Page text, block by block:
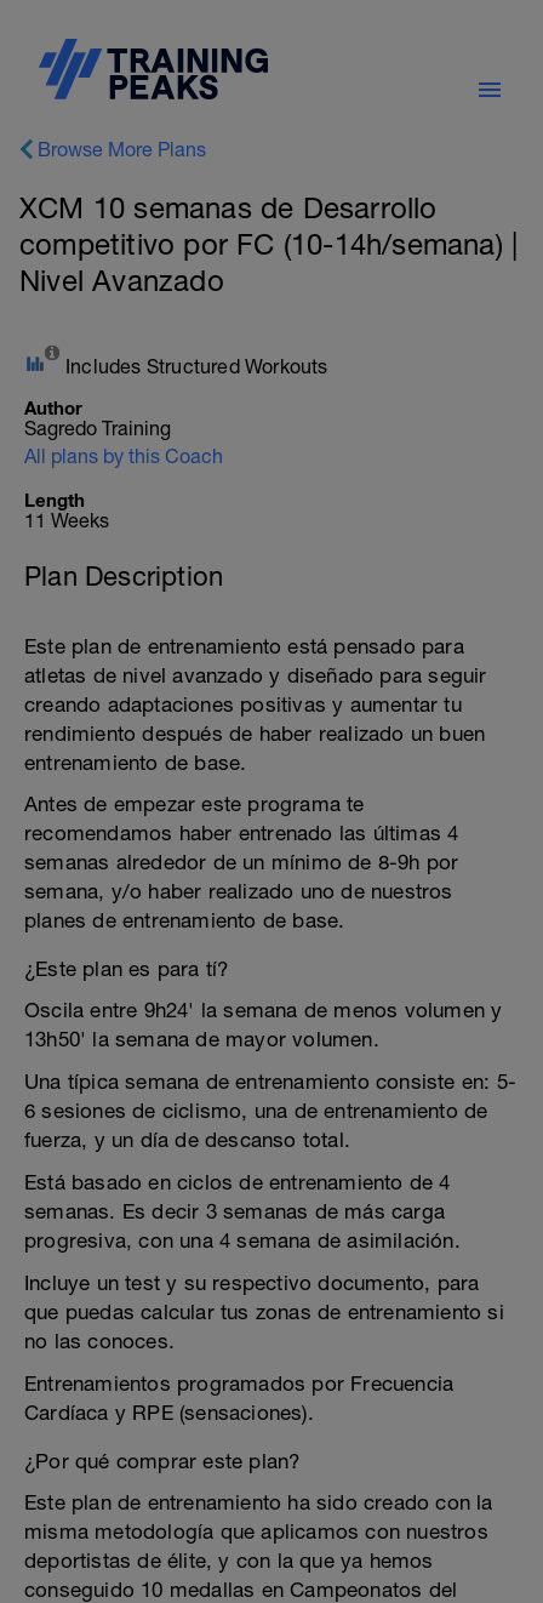
Browse More Plans
XCM 10 semanas de Desarrollo
competitivo por FC (10-14h/semana) |
Nivel Avanzado
Includes Structured Workouts
Author
Sagredo Training
All plans by this Coach
Length
11 Weeks
Plan Description
Este plan de entrenamiento está pensado para
atletas de nivel avanzado y diseñado para seguir
creando adaptaciones positivas y aumentar tu
rendimiento después de haber realizado un buen
entrenamiento de base.
Antes de empezar este programa te
recomendamos haber entrenado las últimas 4
semanas alrededor de un mínimo de 8-9h por
semana, y/o haber realizado uno de nuestros
planes de entrenamiento de base.
¿Este plan es para tí?
Oscila entre 9h24' la semana de menos volumen y
13h50' la semana de mayor volumen.
Una típica semana de entrenamiento consiste en: 5-
6 sesiones de ciclismo, una de entrenamiento de
fuerza, y un día de descanso total.
Está basado en ciclos de entrenamiento de 4
semanas. Es decir 3 semanas de más carga
progresiva, con una 4 semana de asimilación.
Incluye un test y su respectivo documento, para
que puedas calcular tus zonas de entrenamiento si
no las conoces.
Entrenamientos programados por Frecuencia
Cardíaca y RPE (sensaciones).
¿Por qué comprar este plan?
Este plan de entrenamiento ha sido creado con la
misma metodología que aplicamos con nuestros
deportistas de élite, y con la que ya hemos
conseguido 10 medallas en Campeonatos del